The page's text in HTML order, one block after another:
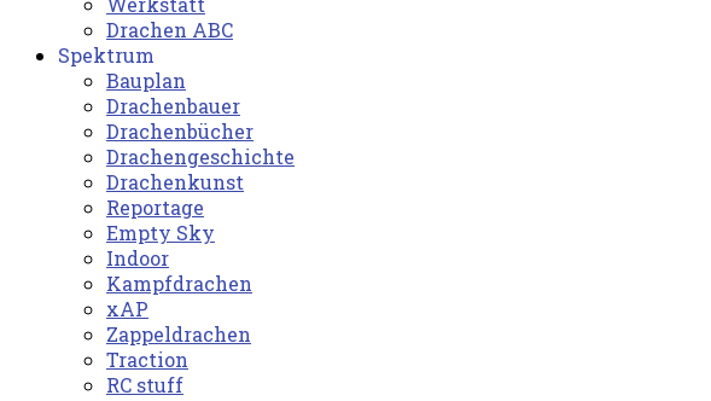
Drachen ABC
Spektrum
Bauplan
Drachenbauer
Drachenbücher
Drachengeschichte
Drachenkunst
Reportage
Empty Sky
Indoor
Kampfdrachen
xAP
Zappeldrachen
Traction
RC stuff